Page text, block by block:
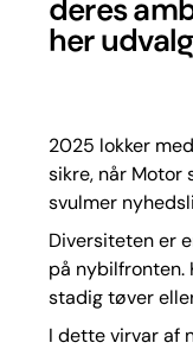
deres
her
2025 lokker
sikre, når
svulmer
Diversiteten er
på nybilfronten.
stadig tøver
I dette virvar af